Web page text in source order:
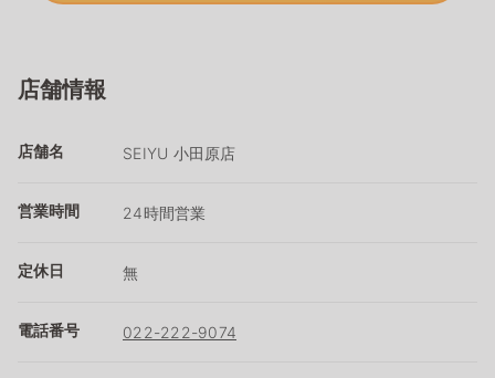
店舗情報
店舗名 SEIYU 小田原店
営業時間 24時間営業
定休日 無
電話番号 022-222-9074